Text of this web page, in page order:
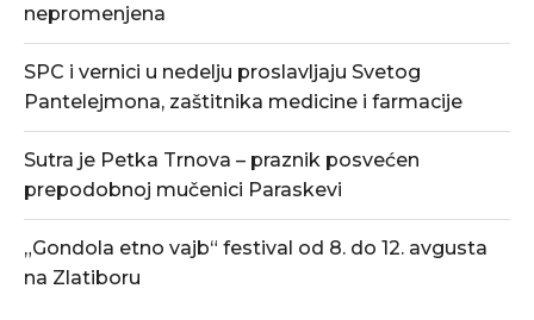
nepromenjena
SPC i vernici u nedelju proslavljaju Svetog
Pantelejmona, zaštitnika medicine i farmacije
Sutra je Petka Trnova – praznik posvećen
prepodobnoj mučenici Paraskevi
„Gondola etno vajb“ festival od 8. do 12. avgusta
na Zlatiboru